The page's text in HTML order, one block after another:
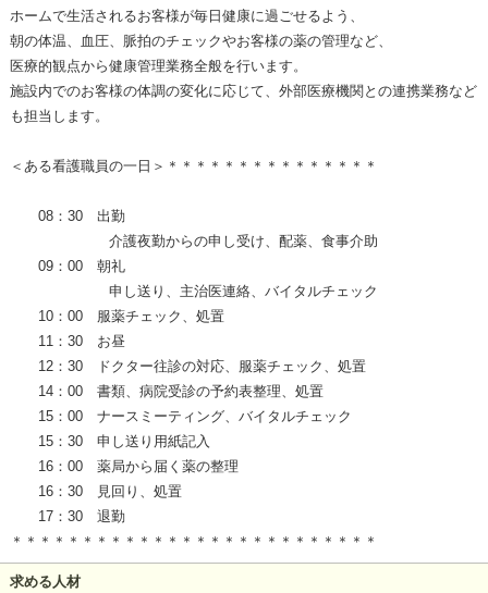
ホームで生活されるお客様が毎日健康に過ごせるよう、
朝の体温、血圧、脈拍のチェックやお客様の薬の管理など、
医療的観点から健康管理業務全般を行います。
施設内でのお客様の体調の変化に応じて、外部医療機関との連携業務など
も担当します。
＜ある看護職員の一日＞＊＊＊＊＊＊＊＊＊＊＊＊＊＊＊
08：30 出勤
介護夜勤からの申し受け、配薬、食事介助
09：00 朝礼
申し送り、主治医連絡、バイタルチェック
10：00 服薬チェック、処置
11：30 お昼
12：30 ドクター往診の対応、服薬チェック、処置
14：00 書類、病院受診の予約表整理、処置
15：00 ナースミーティング、バイタルチェック
15：30 申し送り用紙記入
16：00 薬局から届く薬の整理
16：30 見回り、処置
17：30 退勤
＊＊＊＊＊＊＊＊＊＊＊＊＊＊＊＊＊＊＊＊＊＊＊＊＊＊
求める人材